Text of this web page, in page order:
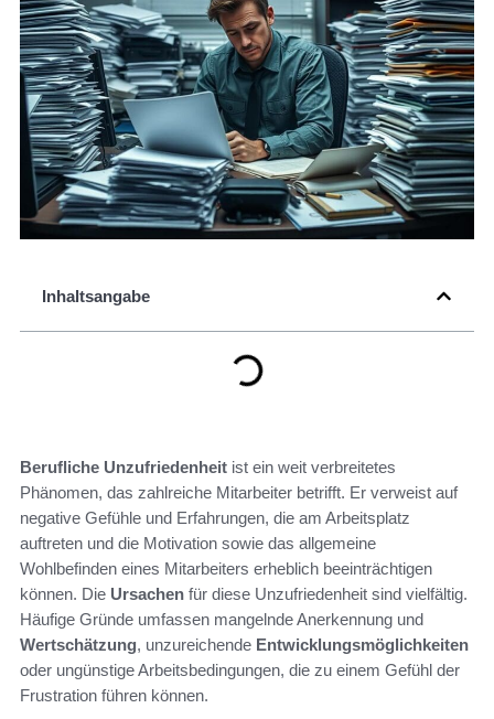
Inhaltsangabe
Berufliche Unzufriedenheit ist ein weit verbreitetes
Phänomen, das zahlreiche Mitarbeiter betrifft. Er verweist auf
negative Gefühle und Erfahrungen, die am Arbeitsplatz
auftreten und die Motivation sowie das allgemeine
Wohlbefinden eines Mitarbeiters erheblich beeinträchtigen
können. Die Ursachen für diese Unzufriedenheit sind vielfältig.
Häufige Gründe umfassen mangelnde Anerkennung und
Wertschätzung, unzureichende Entwicklungsmöglichkeiten
oder ungünstige Arbeitsbedingungen, die zu einem Gefühl der
Frustration führen können.